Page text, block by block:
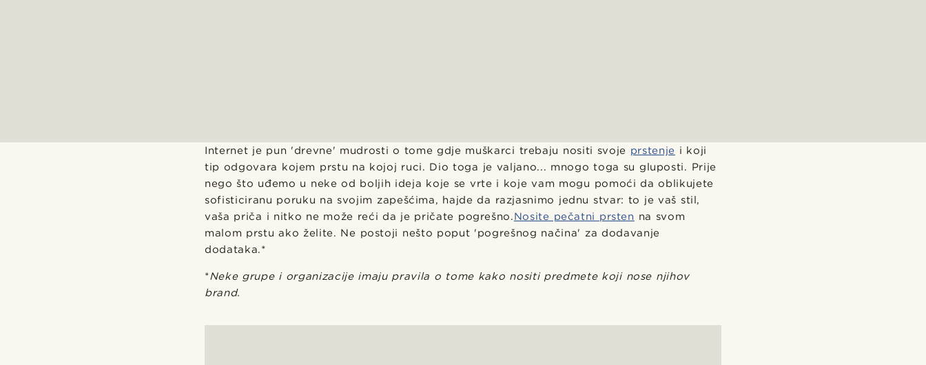
Internet je pun 'drevne' mudrosti o tome gdje muškarci trebaju nositi svoje prstenje i koji
tip odgovara kojem prstu na kojoj ruci. Dio toga je valjano... mnogo toga su gluposti. Prije
nego što uđemo u neke od boljih ideja koje se vrte i koje vam mogu pomoći da oblikujete
sofisticiranu poruku na svojim zapešćima, hajde da razjasnimo jednu stvar: to je vaš stil,
vaša priča i nitko ne može reći da je pričate pogrešno.Nosite pečatni prsten na svom
malom prstu ako želite. Ne postoji nešto poput 'pogrešnog načina' za dodavanje
dodataka.*
*Neke grupe i organizacije imaju pravila o tome kako nositi predmete koji nose njihov
brand.